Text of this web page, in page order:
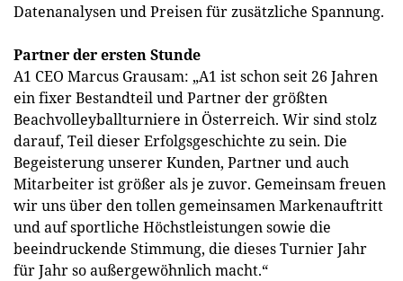
Datenanalysen und Preisen für zusätzliche Spannung.
Partner der ersten Stunde
A1 CEO Marcus Grausam: „A1 ist schon seit 26 Jahren
ein fixer Bestandteil und Partner der größten
Beachvolleyballturniere in Österreich. Wir sind stolz
darauf, Teil dieser Erfolgsgeschichte zu sein. Die
Begeisterung unserer Kunden, Partner und auch
Mitarbeiter ist größer als je zuvor. Gemeinsam freuen
wir uns über den tollen gemeinsamen Markenauftritt
und auf sportliche Höchstleistungen sowie die
beeindruckende Stimmung, die dieses Turnier Jahr
für Jahr so außergewöhnlich macht.“